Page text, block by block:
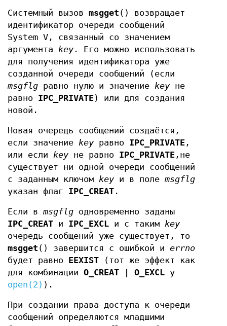
Системный вызов msgget () возвращает
идентификатор очереди сообщений
System V, связанный со значением
аргумента key . Его можно использовать
для получения идентификатора уже
созданной очереди сообщений (если
msgflg равно нулю и значение key не
равно IPC_PRIVATE) или для создания
новой.
Новая очередь сообщений создаётся,
если значение key равно IPC_PRIVATE ,
или если key не равно IPC_PRIVATE ,не
существует ни одной очереди сообщений
с заданным ключом key и в поле msgflg
указан флаг IPC_CREAT .
Если в msgflg одновременно заданы
IPC_CREAT и IPC_EXCL и с таким key
очередь сообщений уже существует, то
msgget () завершится с ошибкой и errno
будет равно EEXIST (тот же эффект как
для комбинации O_CREAT | O_EXCL у
open(2) ).
При создании права доступа к очереди
сообщений определяются младшими